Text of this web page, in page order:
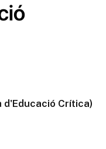
d'Educació Crítica)